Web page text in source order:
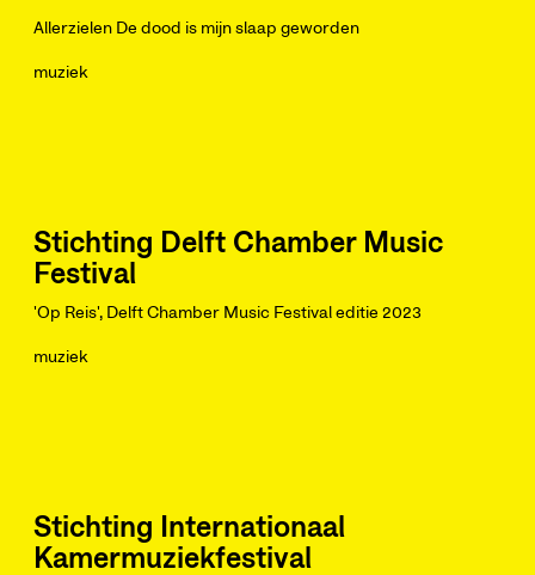
Allerzielen De dood is mijn slaap geworden
muziek
Stichting Delft Chamber Music
Festival
'Op Reis', Delft Chamber Music Festival editie 2023
muziek
Stichting Internationaal
Kamermuziekfestival